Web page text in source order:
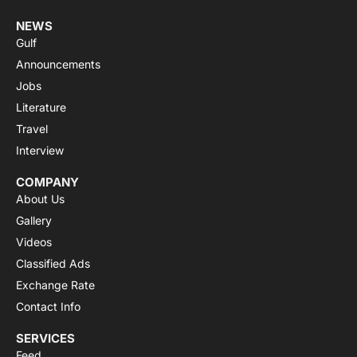
NEWS
Gulf
Announcements
Jobs
Literature
Travel
Interview
COMPANY
About Us
Gallery
Videos
Classified Ads
Exchange Rate
Contact Info
SERVICES